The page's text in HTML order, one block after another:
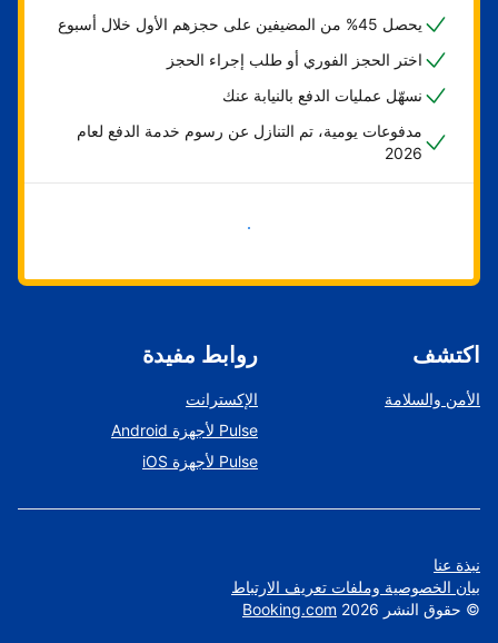
يحصل 45% من المضيفين على حجزهم الأول خلال أسبوع
اختر الحجز الفوري أو طلب إجراء الحجز
نسهّل عمليات الدفع بالنيابة عنك
مدفوعات يومية، تم التنازل عن رسوم خدمة الدفع لعام
2026
ابدأ الآن
اكتشف
الأمن والسلامة
روابط مفيدة
الإكسترانت
Pulse لأجهزة Android
Pulse لأجهزة iOS
نبذة عنا
بيان الخصوصية وملفات تعريف الارتباط
© حقوق النشر Booking.com 2026